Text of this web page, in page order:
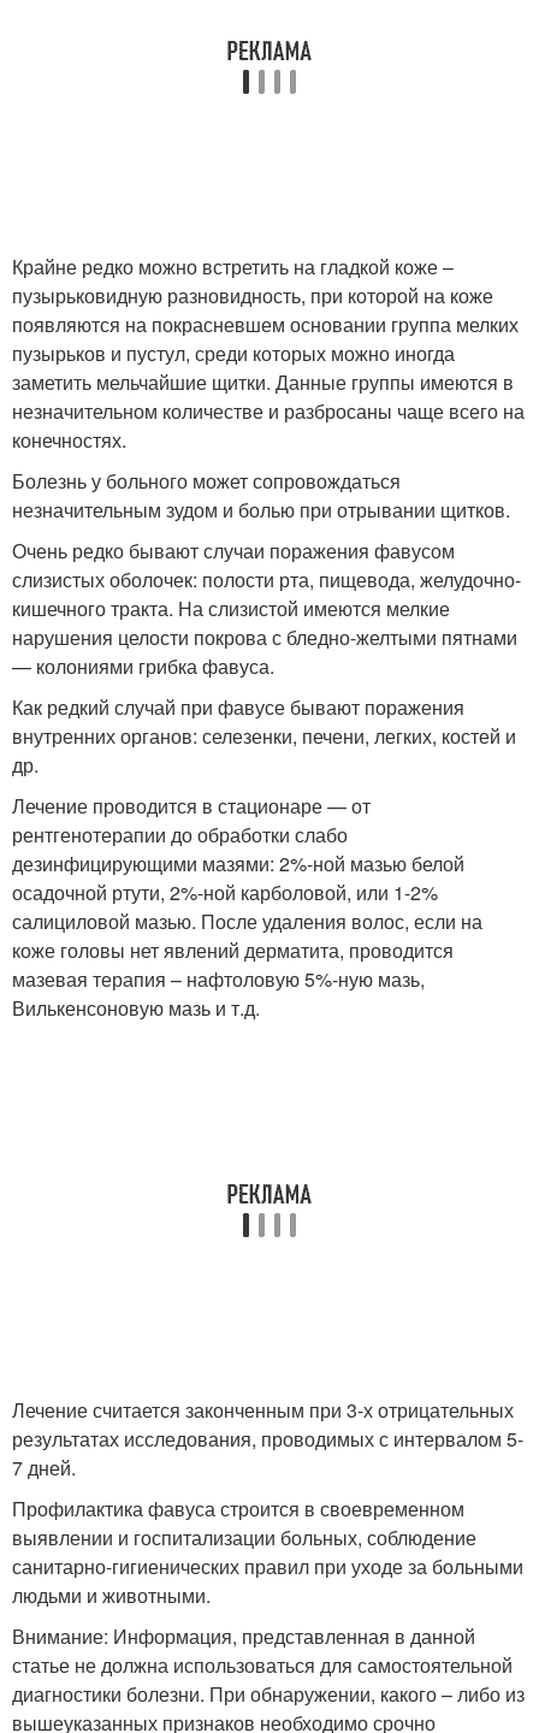
Крайне редко можно встретить на гладкой коже –
пузырьковидную разновидность, при которой на коже
появляются на покрасневшем основании группа мелких
пузырьков и пустул, среди которых можно иногда
заметить мельчайшие щитки. Данные группы имеются в
незначительном количестве и разбросаны чаще всего на
конечностях.
Болезнь у больного может сопровождаться
незначительным зудом и болью при отрывании щитков.
Очень редко бывают случаи поражения фавусом
слизистых оболочек: полости рта, пищевода, желудочно-
кишечного тракта. На слизистой имеются мелкие
нарушения целости покрова с бледно-желтыми пятнами
— колониями грибка фавуса.
Как редкий случай при фавусе бывают поражения
внутренних органов: селезенки, печени, легких, костей и
др.
Лечение проводится в стационаре — от
рентгенотерапии до обработки слабо
дезинфицирующими мазями: 2%-ной мазью белой
осадочной ртути, 2%-ной карболовой, или 1-2%
салициловой мазью. После удаления волос, если на
коже головы нет явлений дерматита, проводится
мазевая терапия – нафтоловую 5%-ную мазь,
Вилькенсоновую мазь и т.д.
Лечение считается законченным при 3-х отрицательных
результатах исследования, проводимых с интервалом 5-
7 дней.
Профилактика фавуса строится в своевременном
выявлении и госпитализации больных, соблюдение
санитарно-гигиенических правил при уходе за больными
людьми и животными.
Внимание: Информация, представленная в данной
статье не должна использоваться для самостоятельной
диагностики болезни. При обнаружении, какого – либо из
вышеуказанных признаков необходимо срочно